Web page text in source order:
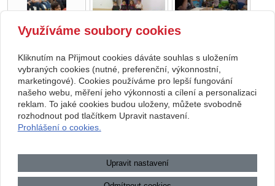
Copyright © 2026 Základní škola, Korytná, okres Uherské Hradiště, příspěvková
a
Mapa webu|Zobrazit klasickou verzi
Přístupnost webových stránek|GDPR|
informace
Využíváme soubory cookies
Kliknutím na Přijmout cookies dáváte souhlas s uložením
vybraných cookies (nutné, preferenční, výkonnostní,
marketingové). Cookies používáme pro lepší fungování
našeho webu, měření jeho výkonnosti a cílení a personalizaci
reklam. To jaké cookies budou uloženy, můžete svobodně
rozhodnout pod tlačítkem Upravit nastavení.
Prohlášení o cookies.
Upravit nastavení